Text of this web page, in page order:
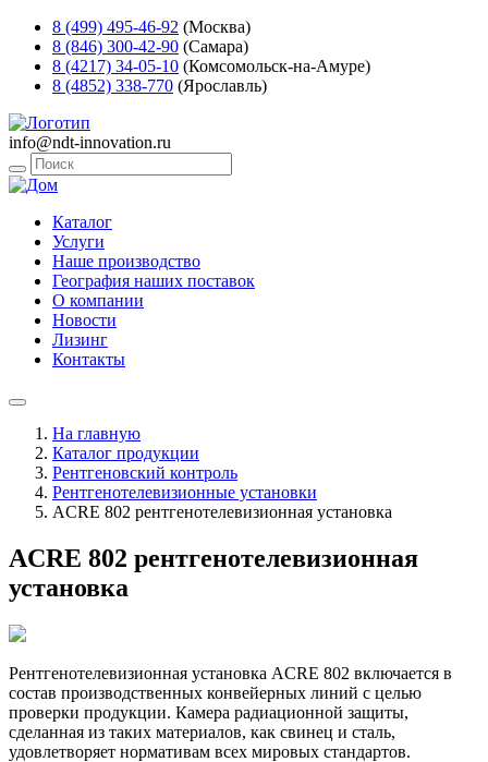
8 (499) 495-46-92 (Москва)
8 (846) 300-42-90 (Самара)
8 (4217) 34-05-10 (Комсомольск-на-Амуре)
8 (4852) 338-770 (Ярославль)
info@ndt-innovation.ru
Каталог
Услуги
Наше производство
География наших поставок
О компании
Новости
Лизинг
Контакты
На главную
Каталог продукции
Рентгеновский контроль
Рентгенотелевизионные установки
ACRE 802 рентгенотелевизионная установка
ACRE 802 рентгенотелевизионная
установка
Рентгенотелевизионная установка ACRE 802 включается в
состав производственных конвейерных линий с целью
проверки продукции. Камера радиационной защиты,
сделанная из таких материалов, как свинец и сталь,
удовлетворяет нормативам всех мировых стандартов.